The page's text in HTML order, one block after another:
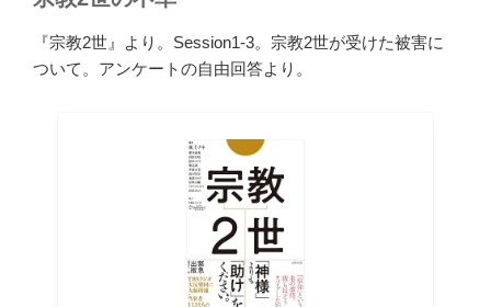
『宗教2世』より。Session1-3。宗教2世が受けた被害に
ついて。アンケートの自由回答より。